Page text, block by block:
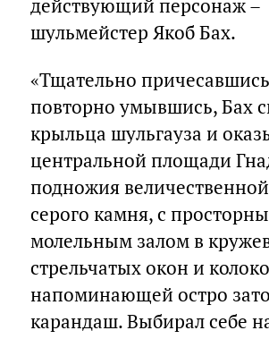
действующий персонаж –
шульмейстер Якоб Бах.
«Тщательно
повторно умывшись, Бах
крыльца шульгауза и
центральной площади
подножия
серого камня, с
молельным залом в
стрельчатых окон и
напоминающей остро
карандаш. Выбирал себе